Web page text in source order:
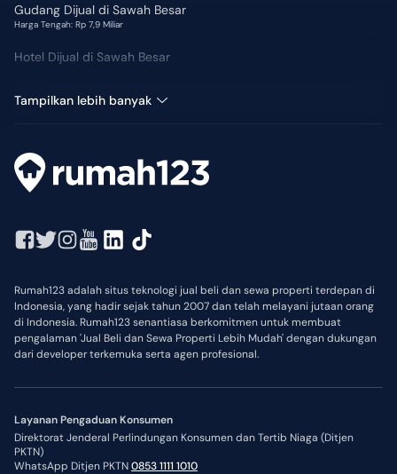
Gudang Dijual di Sawah Besar
Harga Tengah: Rp 7,9 Miliar
Hotel Dijual di Sawah Besar
Tampilkan lebih banyak
Rumah123 adalah situs teknologi jual beli dan sewa properti terdepan di
Indonesia, yang hadir sejak tahun 2007 dan telah melayani jutaan orang
di Indonesia. Rumah123 senantiasa berkomitmen untuk membuat
pengalaman 'Jual Beli dan Sewa Properti Lebih Mudah' dengan dukungan
dari developer terkemuka serta agen profesional.
Layanan Pengaduan Konsumen
Direktorat Jenderal Perlindungan Konsumen dan Tertib Niaga (Ditjen
PKTN)
WhatsApp Ditjen PKTN0853 1111 1010